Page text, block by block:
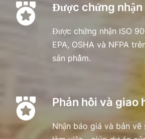
Được chứng
Được chứng nhận ISO
EPA, OSHA và NFPA
sản phẩm.
Phản hồi và giao
Nhận báo giá và bản vẽ